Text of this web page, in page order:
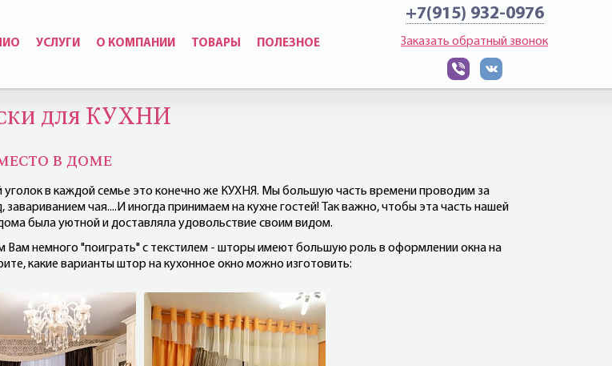
УСЛУГИ О КОМПАНИИ ТОВАРЫ ПОЛЕЗНОЕ
+7(915) 932-0976
Заказать обратный звонок
для КУХНИ
в доме
уголок в каждой семье это конечно же КУХНЯ. Мы большую часть времени проводим за
завариванием чая....И иногда принимаем на кухне гостей! Так важно, чтобы эта часть нашей
была уютной и доставляла удовольствие своим видом.
Вам немного "поиграть" с текстилем - шторы имеют большую роль в оформлении окна на
какие варианты штор на кухонное окно можно изготовить: